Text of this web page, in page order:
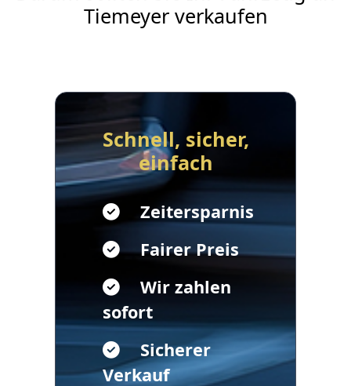
Tiemeyer verkaufen
Schnell, sicher,
einfach
Zeitersparnis
Fairer Preis
Wir zahlen
sofort
Sicherer
Verkauf